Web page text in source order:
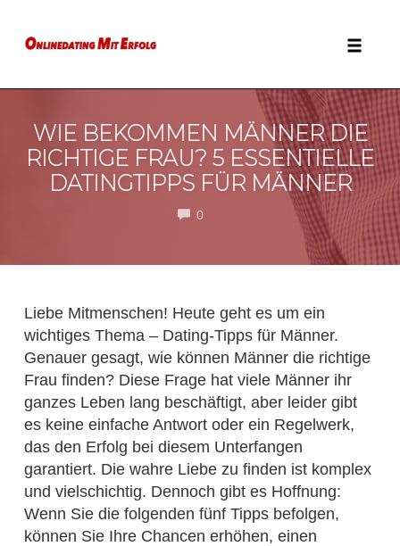
Inhalt
springen
WIE BEKOMMEN MÄNNER DIE
RICHTIGE FRAU? 5 ESSENTIELLE
DATINGTIPPS FÜR MÄNNER
0COMMENTS
Liebe Mitmenschen! Heute geht es um ein
wichtiges Thema – Dating-Tipps für Männer.
Genauer gesagt, wie können Männer die richtige
Frau finden? Diese Frage hat viele Männer ihr
ganzes Leben lang beschäftigt, aber leider gibt
es keine einfache Antwort oder ein Regelwerk,
das den Erfolg bei diesem Unterfangen
garantiert. Die wahre Liebe zu finden ist komplex
und vielschichtig. Dennoch gibt es Hoffnung:
Wenn Sie die folgenden fünf Tipps befolgen,
können Sie Ihre Chancen erhöhen, einen